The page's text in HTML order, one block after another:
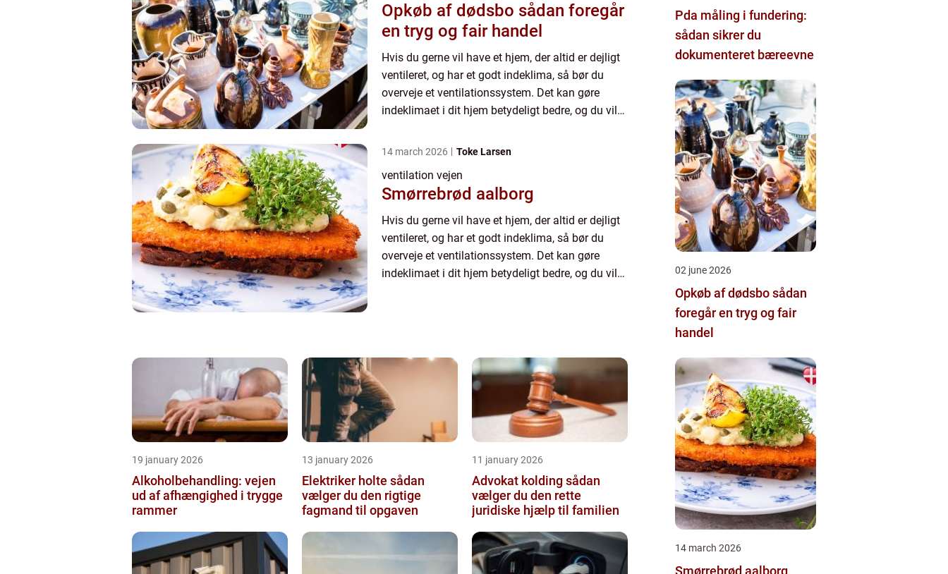
Opkøb af dødsbo sådan foregår
en tryg og fair handel
Hvis du gerne vil have et hjem, der altid er dejligt
ventileret, og har et godt indeklima, så bør du
overveje et ventilationssystem. Det kan gøre
indeklimaet i dit hjem betydeligt bedre, og du vil
...14 march 2026 Toke Larsen
ventilation vejen
Smørrebrød aalborg
Hvis du gerne vil have et hjem, der altid er dejligt
ventileret, og har et godt indeklima, så bør du
overveje et ventilationssystem. Det kan gøre
indeklimaet i dit hjem betydeligt bedre, og du vil
19 january 2026
Alkoholbehandling: vejen
ud af afhængighed i trygge
rammer
13 january 2026
Elektriker holte sådan
vælger du den rigtige
fagmand til opgaven
11 january 2026
Advokat kolding sådan
vælger du den rette
juridiske hjælp til familien
Pda måling i fundering:
sådan sikrer du
dokumenteret bæreevne
02 june 2026
Opkøb af dødsbo sådan
foregår en tryg og fair
handel
14 march 2026